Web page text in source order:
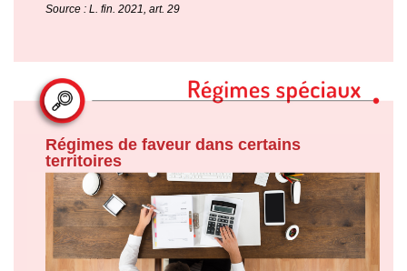
Source : L. fin. 2021, art. 29
Régimes de faveur dans certains
territoires